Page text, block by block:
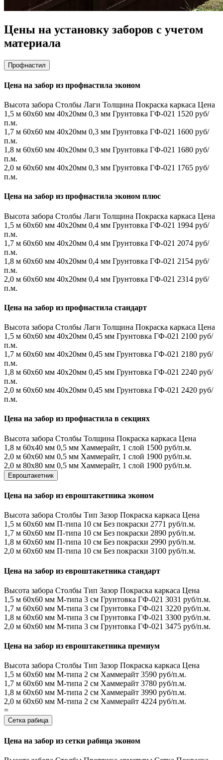
Цены на установку заборов с учетом
материала
Профнастил
Цена на забор из профнастила эконом
Высота забора Столбы Лаги Толщина Покраска каркаса Цена
1,5 м 60х60 мм 40х20мм 0,3 мм Грунтовка ГФ-021 1520 руб/
п.м.
1,7 м 60х60 мм 40х20мм 0,3 мм Грунтовка ГФ-021 1600 руб/
п.м.
1,8 м 60х60 мм 40х20мм 0,3 мм Грунтовка ГФ-021 1680 руб/
п.м.
2,0 м 60х60 мм 40х20мм 0,3 мм Грунтовка ГФ-021 1765 руб/
п.м.
Цена на забор из профнастила эконом плюс
Высота забора Столбы Лаги Толщина Покраска каркаса Цена
1,5 м 60х60 мм 40х20мм 0,4 мм Грунтовка ГФ-021 1994 руб/
п.м.
1,7 м 60х60 мм 40х20мм 0,4 мм Грунтовка ГФ-021 2074 руб/
п.м.
1,8 м 60х60 мм 40х20мм 0,4 мм Грунтовка ГФ-021 2154 руб/
п.м.
2,0 м 60х60 мм 40х20мм 0,4 мм Грунтовка ГФ-021 2314 руб/
п.м.
Цена на забор из профнастила стандарт
Высота забора Столбы Лаги Толщина Покраска каркаса Цена
1,5 м 60х60 мм 40х20мм 0,45 мм Грунтовка ГФ-021 2100 руб/
п.м.
1,7 м 60х60 мм 40х20мм 0,45 мм Грунтовка ГФ-021 2180 руб/
п.м.
1,8 м 60х60 мм 40х20мм 0,45 мм Грунтовка ГФ-021 2240 руб/
п.м.
2,0 м 60х60 мм 40х20мм 0,45 мм Грунтовка ГФ-021 2420 руб/
п.м.
Цена на забор из профнастила в секциях
Высота забора Столбы Толщина Покраска каркаса Цена
1,8 м 60х40 мм 0,5 мм Хаммерайт, 1 слой 1500 руб/п.м.
2,0 м 60х60 мм 0,5 мм Хаммерайт, 1 слой 1900 руб/п.м.
2,0 м 80х80 мм 0,5 мм Хаммерайт, 1 слой 1900 руб/п.м.
Евроштакетник
Цена на забор из евроштакетника эконом
Высота забора Столбы Тип Зазор Покраска каркаса Цена
1,5 м 60х60 мм П-типа 10 см Без покраски 2771 руб/п.м.
1,7 м 60х60 мм П-типа 10 см Без покраски 2890 руб/п.м.
1,8 м 60х60 мм П-типа 10 см Без покраски 2990 руб/п.м.
2,0 м 60х60 мм П-типа 10 см Без покраски 3100 руб/п.м.
Цена на забор из евроштакетника стандарт
Высота забора Столбы Тип Зазор Покраска каркаса Цена
1,5 м 60х60 мм М-типа 3 см Грунтовка ГФ-021 3031 руб/п.м.
1,7 м 60х60 мм М-типа 3 см Грунтовка ГФ-021 3220 руб/п.м.
1,8 м 60х60 мм М-типа 3 см Грунтовка ГФ-021 3300 руб/п.м.
2,0 м 60х60 мм М-типа 3 см Грунтовка ГФ-021 3475 руб/п.м.
Цена на забор из евроштакетника премиум
Высота забора Столбы Тип Зазор Покраска каркаса Цена
1,5 м 60х60 мм М-типа 2 см Хаммерайт 3590 руб/п.м.
1,7 м 60х60 мм М-типа 2 см Хаммерайт 3780 руб/п.м.
1,8 м 60х60 мм М-типа 2 см Хаммерайт 3990 руб/п.м.
2,0 м 60х60 мм М-типа 2 см Хаммерайт 4224 руб/п.м.
=
Сетка рабица
Цена на забор из сетки рабица эконом